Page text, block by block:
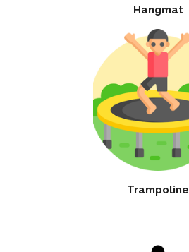
Hangmat
Trampoline